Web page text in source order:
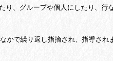
り、グループや個人にしたり、
で繰り返し指摘され、指導され